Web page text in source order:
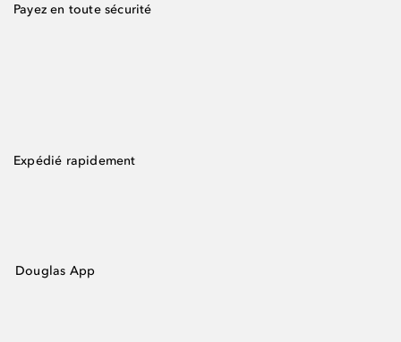
Payez en toute sécurité
Expédié rapidement
Douglas App